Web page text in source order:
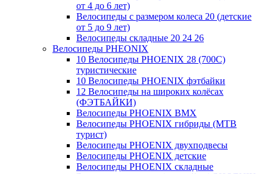
от 4 до 6 лет)
Велосипеды с размером колеса 20 (детские
от 5 до 9 лет)
Велосипеды складные 20 24 26
Велосипеды PHEONIX
10 Велосипеды PHOENIX 28 (700С)
туристические
10 Велосипеды PHOENIX фэтбайки
12 Велосипеды на широких колёсах
(ФЭТБАЙКИ)
Велосипеды PHOENIX BMX
Велосипеды PHOENIX гибриды (MTB
турист)
Велосипеды PHOENIX двухподвесы
Велосипеды PHOENIX детские
Велосипеды PHOENIX складные